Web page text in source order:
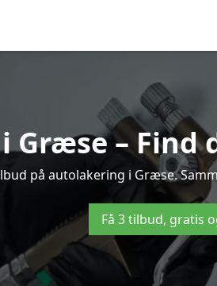
– Find
på autolakering i Græse.
Få 3 tilbud, gratis